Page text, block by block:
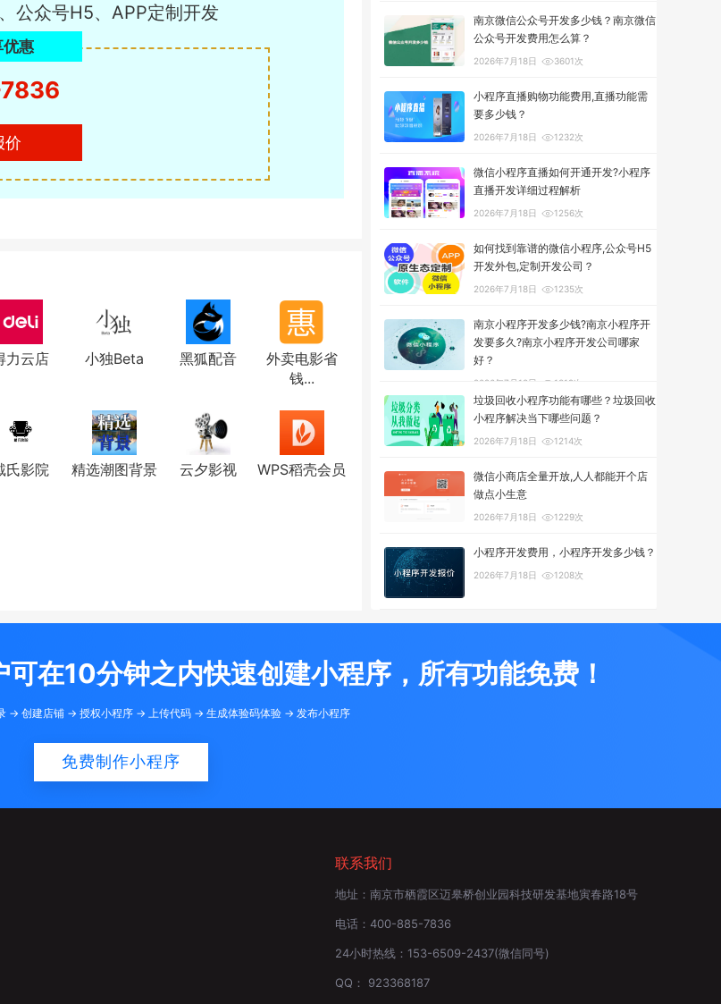
公众号H5、APP定制开发
优惠
价
力云店 小独Beta 黑狐配音
外卖电影省
钱...
氏影院 精选潮图背景 云夕影视 WPS稻壳会员
南京微信公众号开发多少钱？南京微信
公众号开发费用怎么算？
2026年7月18日 3601次
小程序直播购物功能费用,直播功能需
要多少钱？
2026年7月18日 1232次
微信小程序直播如何开通开发?小程序
直播开发详细过程解析
2026年7月18日 1256次
如何找到靠谱的微信小程序,公众号H5
开发外包,定制开发公司？
2026年7月18日 1235次
南京小程序开发多少钱?南京小程序开
发要多久?南京小程序开发公司哪家
好？
2026年7月18日 1319次
垃圾回收小程序功能有哪些？垃圾回收
小程序解决当下哪些问题？
2026年7月18日 1214次
微信小商店全量开放,人人都能开个店
做点小生意
2026年7月18日 1229次
小程序开发费用，小程序开发多少钱？
2026年7月18日 1208次
在10分钟之内快速创建小程序，所有功能免费！
-> 创建店铺 -> 授权小程序 -> 上传代码 -> 生成体验码体验 -> 发布小程序
免费制作小程序
联系我们
地址： 南京市栖霞区迈皋桥创业园科技研发基地寅春路18号
电话： 400-885-7836
24小时热线： 153-6509-2437(微信同号)
QQ： 923368187